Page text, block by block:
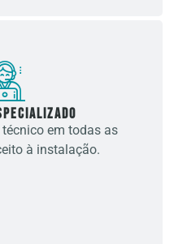
em todas as
à instalação.